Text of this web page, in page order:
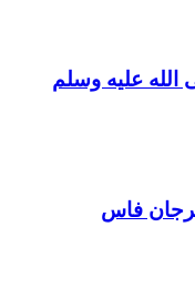
عليه وسلم
شرف الدورة 27 لمهرجان فاس